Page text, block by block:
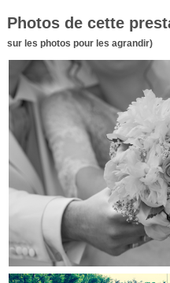
Photos de cette
sur les photos pour les agrandir)